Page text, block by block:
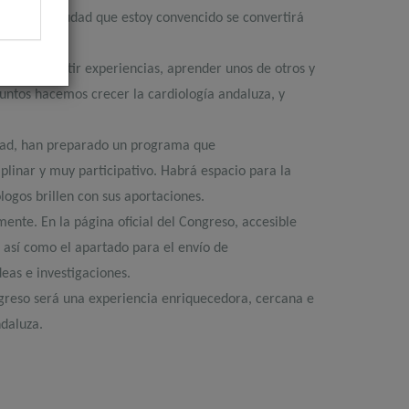
2026
, ciudad que estoy convencido se convertirá
compartir experiencias, aprender unos de otros y
hacemos crecer la cardiología andaluza, y
han preparado un programa que
y muy participativo. Habrá espacio para la
brillen con sus aportaciones.
En la página oficial del Congreso, accesible
como el apartado para el envío de
e investigaciones.
será una experiencia enriquecedora, cercana e